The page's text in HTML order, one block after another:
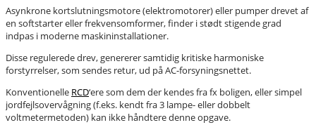
Asynkrone kortslutningsmotore (elektromotorer) eller pumper drevet af
en softstarter eller frekvensomformer, finder i stødt stigende grad
indpas i moderne maskininstallationer.
Disse regulerede drev, genererer samtidig kritiske harmoniske
forstyrrelser, som sendes retur, ud på AC-forsyningsnettet.
Konventionelle RCD‘ere som dem der kendes fra fx boligen, eller simpel
jordfejlsovervågning (f.eks. kendt fra 3 lampe- eller dobbelt
voltmetermetoden) kan ikke håndtere denne opgave.